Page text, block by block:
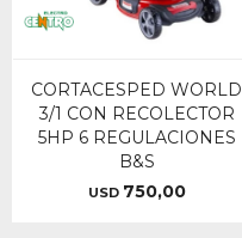
CORTACESPED WORLD
3/1 CON RECOLECTOR
5HP 6 REGULACIONES
B&S
USD 750,00